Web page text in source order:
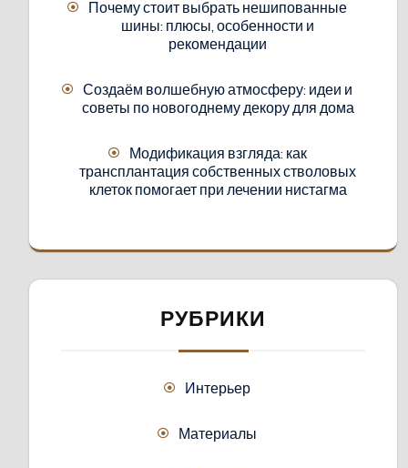
Почему стоит выбрать нешипованные
шины: плюсы, особенности и
рекомендации
Создаём волшебную атмосферу: идеи и
советы по новогоднему декору для дома
Модификация взгляда: как
трансплантация собственных стволовых
клеток помогает при лечении нистагма
РУБРИКИ
Интерьер
Материалы